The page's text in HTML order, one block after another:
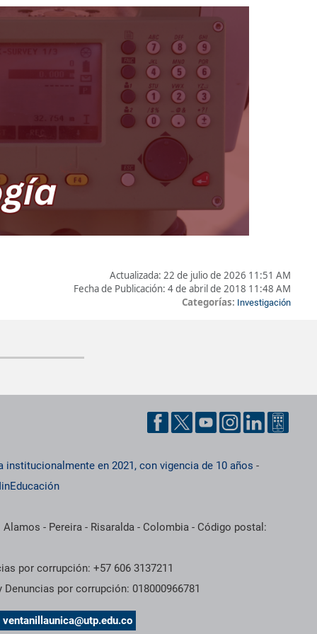
Actualizada: 22 de julio de 2026 11:51 AM
Fecha de Publicación: 4 de abril de 2018 11:48 AM
Categorías: Investigación
institucionalmente en 2021, con vigencia de 10 años -
- Pereira - Risaralda - Colombia - Código postal:
por corrupción: +57 606 3137211
por corrupción: 018000966781
ventanillaunica@utp.edu.co